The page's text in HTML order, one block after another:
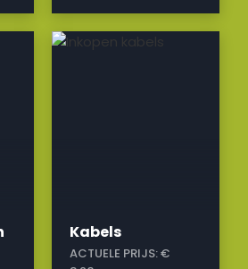
Kabels
ACTUELE PRIJS:€
a